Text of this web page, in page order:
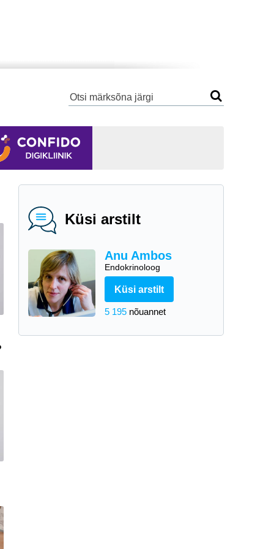
Küsi arstilt
Anu Ambos
Endokrinoloog
Küsi arstilt
5 195 nõuannet